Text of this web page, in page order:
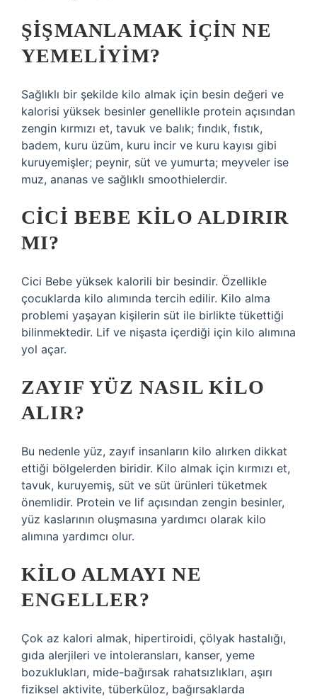
ŞIŞMANLAMAK IÇIN NE
YEMELIYIM?
Sağlıklı bir şekilde kilo almak için besin değeri ve
kalorisi yüksek besinler genellikle protein açısından
zengin kırmızı et, tavuk ve balık; fındık, fıstık,
badem, kuru üzüm, kuru incir ve kuru kayısı gibi
kuruyemişler; peynir, süt ve yumurta; meyveler ise
muz, ananas ve sağlıklı smoothielerdir.
CICI BEBE KILO ALDIRIR
MI?
Cici Bebe yüksek kalorili bir besindir. Özellikle
çocuklarda kilo alımında tercih edilir. Kilo alma
problemi yaşayan kişilerin süt ile birlikte tükettiği
bilinmektedir. Lif ve nişasta içerdiği için kilo alımına
yol açar.
ZAYIF YÜZ NASIL KILO
ALIR?
Bu nedenle yüz, zayıf insanların kilo alırken dikkat
ettiği bölgelerden biridir. Kilo almak için kırmızı et,
tavuk, kuruyemiş, süt ve süt ürünleri tüketmek
önemlidir. Protein ve lif açısından zengin besinler,
yüz kaslarının oluşmasına yardımcı olarak kilo
alımına yardımcı olur.
KILO ALMAYI NE
ENGELLER?
Çok az kalori almak, hipertiroidi, çölyak hastalığı,
gıda alerjileri ve intoleransları, kanser, yeme
bozuklukları, mide-bağırsak rahatsızlıkları, aşırı
fiziksel aktivite, tüberküloz, bağırsaklarda